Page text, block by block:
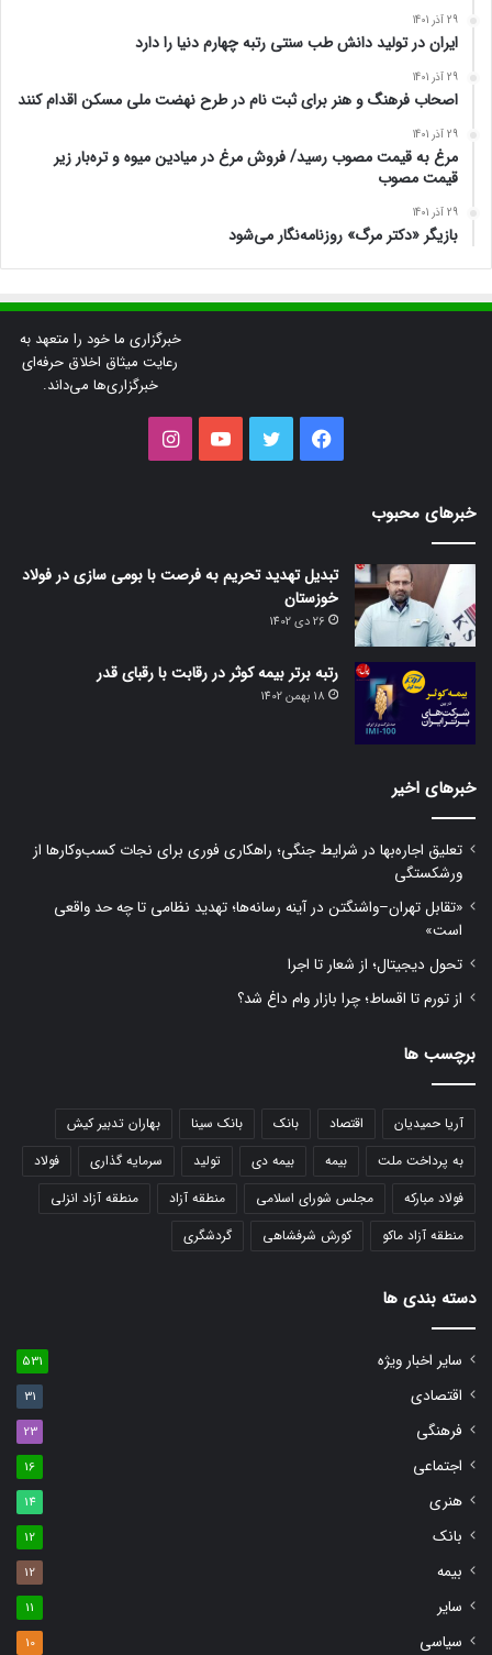
29 آذر 1401
ایران در تولید دانش طب سنتی رتبه چهارم دنیا را دارد
29 آذر 1401
اصحاب فرهنگ و هنر برای ثبت نام در طرح نهضت ملی مسکن اقدام کنند
29 آذر 1401
مرغ به قیمت مصوب رسید/ فروش مرغ در میادین میوه و تره‌بار زیر
قیمت مصوب
29 آذر 1401
بازیگر «دکتر مرگ» روزنامه‌نگار می‌شود
خبرگزاری ما خود را متعهد به
رعایت میثاق اخلاق حرفه‌ای
خبرگزاری‌ها می‌داند.
فیس
توییتر یوتیوب
خبرهای محبوب
تبدیل تهدید تحریم به فرصت با بومی سازی در فولاد
خوزستان
26 دی 1402
رتبه برتر بیمه کوثر در رقابت با رقبای قدر
18 بهمن 1402
خبرهای اخیر
تعلیق اجاره‌بها در شرایط جنگی؛ راهکاری فوری برای نجات کسب‌وکارها از
ورشکستگی
«تقابل تهران–واشنگتن در آینه رسانه‌ها؛ تهدید نظامی تا چه حد واقعی
است»
تحول دیجیتال؛ از شعار تا اجرا
از تورم تا اقساط؛ چرا بازار وام داغ شد؟
برچسب ها
آریا حمیدیان اقتصاد بانک بانک سینا
بهاران تدبیر کیش
به پرداخت ملت
بیمه بیمه دی تولید سرمایه گذاری
فولاد
فولاد مبارکه
مجلس شورای اسلامی منطقه آزاد
منطقه آزاد انزلی
منطقه آزاد ماکو
کورش شرفشاهی گردشگری
دسته بندی ها
سایر اخبار ویژه 531
اقتصادی 31
فرهنگی 23
اجتماعی 16
هنری 14
بانک 12
بیمه 12
سایر 11
سیاسی 10